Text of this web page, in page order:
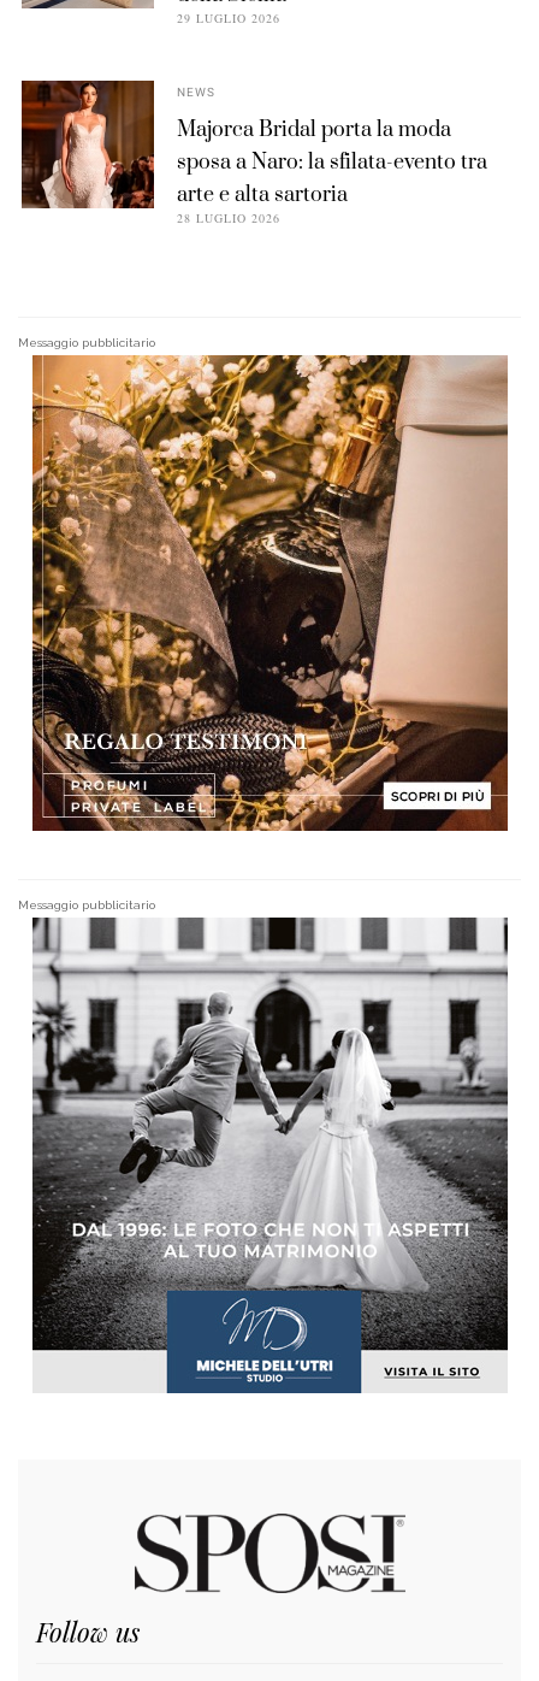
29 LUGLIO 2026
NEWS
Majorca Bridal porta la moda
sposa a Naro: la sfilata-evento tra
arte e alta sartoria
28 LUGLIO 2026
Messaggio pubblicitario
Messaggio pubblicitario
Follow us